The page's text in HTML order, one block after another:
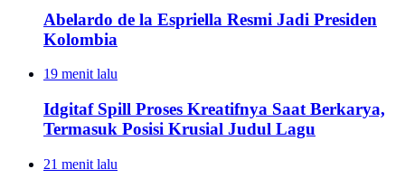
Abelardo de la Espriella Resmi Jadi Presiden
Kolombia
19 menit lalu
Idgitaf Spill Proses Kreatifnya Saat Berkarya,
Termasuk Posisi Krusial Judul Lagu
21 menit lalu